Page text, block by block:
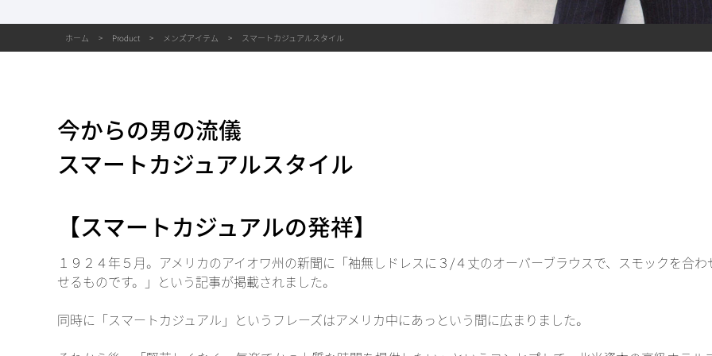
ホーム Product メンズアイテム スマートカジュアルスタイル
今からの男の流儀
スマートカジュアルスタイル
【スマートカジュアルの発祥】
１９２４年５月。アメリカのアイオワ州の新聞に「袖無しドレスに３/４丈のオーバーブラウスで、スモックを合
せるものです。」という記事が掲載されました。
同時に「スマートカジュアル」というフレーズはアメリカ中にあっという間に広まりました。